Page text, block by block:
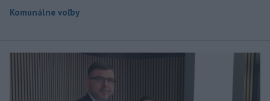
Komunálne voľby